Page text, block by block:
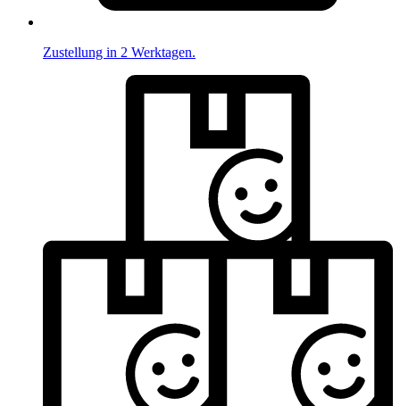
Zustellung in 2 Werktagen.